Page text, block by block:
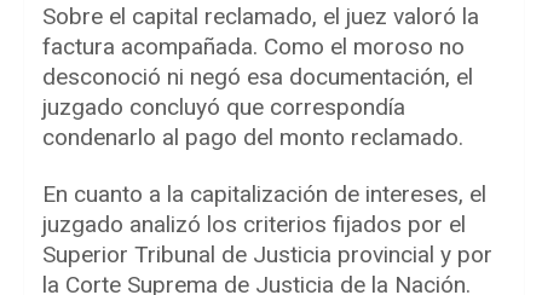
Sobre el capital reclamado, el juez valoró la
factura acompañada. Como el moroso no
desconoció ni negó esa documentación, el
juzgado concluyó que correspondía
condenarlo al pago del monto reclamado.
En cuanto a la capitalización de intereses, el
juzgado analizó los criterios fijados por el
Superior Tribunal de Justicia provincial y por
la Corte Suprema de Justicia de la Nación.